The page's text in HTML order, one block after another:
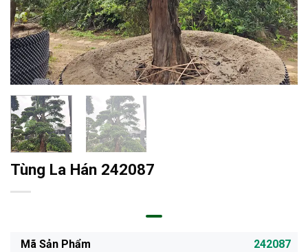
Tùng La Hán 242087
Mã Sản Phẩm
242087